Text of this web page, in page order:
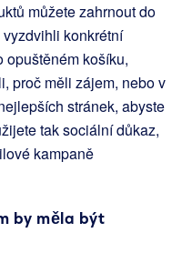
můžete zahrnout do
konkrétní
opuštěném košíku,
proč měli zájem, nebo v
stránek, abyste
tak sociální důkaz,
kampaně
by měla být